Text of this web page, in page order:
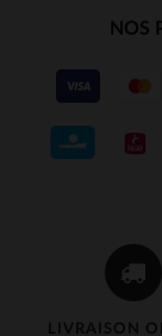
LIVRAISON
NOS